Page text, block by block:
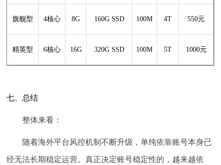
旗舰型 4核心 8G 160G SSD 100M 4T 550元
精英型 6核心 16G 320G SSD 100M 5T 1000元
七、总结
整体来看：
随着海外平台风控机制不断升级，单纯依靠账号本身已
经无法长期稳定运营。真正决定账号稳定性的，越来越依